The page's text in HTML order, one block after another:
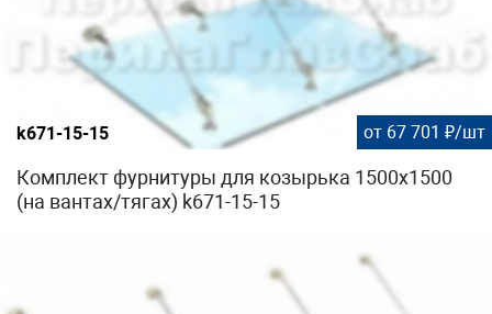
k671-15-15 от 67 701 ₽/шт
Комплект фурнитуры для козырька 1500х1500
(на вантах/тягах) k671-15-15